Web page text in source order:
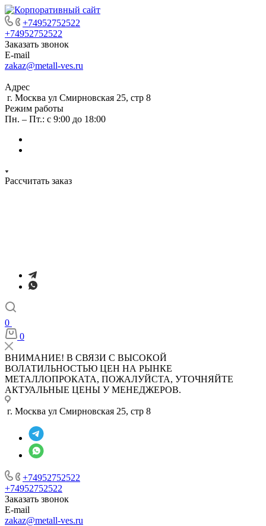
+74952752522
+74952752522
Заказать звонок
E-mail
zakaz@metall-ves.ru
Адрес
г. Москва ул Смирновская 25, стр 8
Режим работы
Пн. – Пт.: с 9:00 до 18:00
Рассчитать заказ
0
0
ВНИМАНИЕ! В СВЯЗИ С ВЫСОКОЙ
ВОЛАТИЛЬНОСТЬЮ ЦЕН НА РЫНКЕ
МЕТАЛЛОПРОКАТА, ПОЖАЛУЙСТА, УТОЧНЯЙТЕ
АКТУАЛЬНЫЕ ЦЕНЫ У МЕНЕДЖЕРОВ.
г. Москва ул Смирновская 25, стр 8
+74952752522
+74952752522
Заказать звонок
E-mail
zakaz@metall-ves.ru